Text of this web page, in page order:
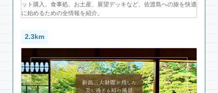
ット購入、食事処、お土産、展望デッキなど、佐渡島への旅を快適
に始めるための全情報を紹介。
2.3km